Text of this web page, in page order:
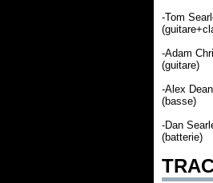
-Tom
-Adam
(guitare)
-Alex Dean
(basse)
-Dan
(batterie)